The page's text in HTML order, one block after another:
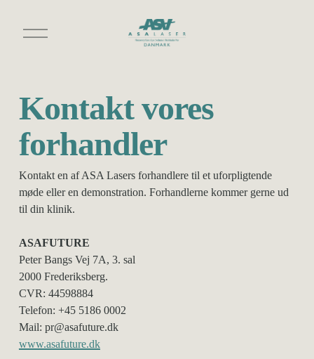
Å
b
u
Kontakt vores
forhandler
Kontakt en af ASA Lasers forhandlere til et uforpligtende
møde eller en demonstration. Forhandlerne kommer gerne ud
til din klinik.
ASAFUTURE
Peter Bangs Vej 7A, 3. sal
2000 Frederiksberg.
CVR: 44598884
Telefon: +45 5186 0002
Mail: pr@asafuture.dk
www.asafuture.dk